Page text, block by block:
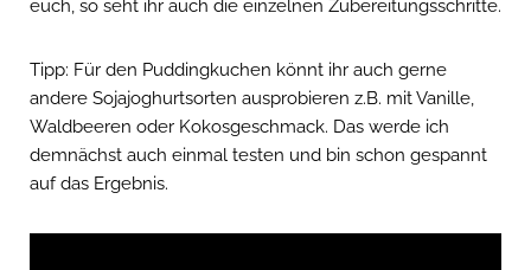
euch, so seht ihr auch die einzelnen Zubereitungsschritte.
Tipp: Für den Puddingkuchen könnt ihr auch gerne
andere Sojajoghurtsorten ausprobieren z.B. mit Vanille,
Waldbeeren oder Kokosgeschmack. Das werde ich
demnächst auch einmal testen und bin schon gespannt
auf das Ergebnis.